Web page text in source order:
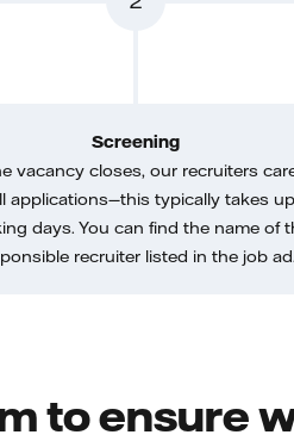
Screening
vacancy closes, our recruiters
applications—this typically takes
days. You can find the name of
recruiter listed in the job ad.
to ensure